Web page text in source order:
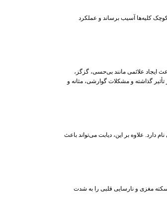
کلیه‌ها آسیب برساند و عملکرد
ایجاد علائمی مانند بی‌حسی، گزگز،
گذاشته و مشکلات گوارشی، مثانه‌ و
دارد. علاوه بر این، دیابت می‌تواند باعث
مغزی و نارسایی قلبی را به شدت